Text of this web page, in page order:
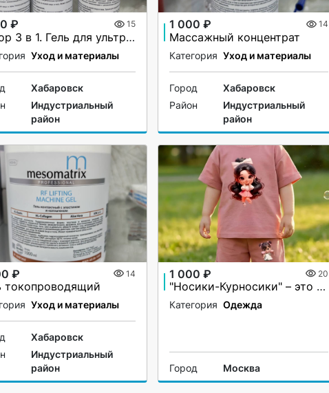
₽ 15
Набор 3 в 1. Гель для ультразвуковой чистки лица
Уход и материалы
Хабаровск
Индустриальный
район
1 000 ₽ 14
Массажный концентрат
Категория Уход и материалы
Город
Хабаровск
Район
Индустриальный
район
₽ 14
токопроводящий
Уход и материалы
Хабаровск
Индустриальный
район
1 000 ₽ 20
"Носики-Курносики" – это не просто бренд детской одежды, это целый мир заботы и нежности, созданный для самых маленьких.
Категория Одежда
Город Москва